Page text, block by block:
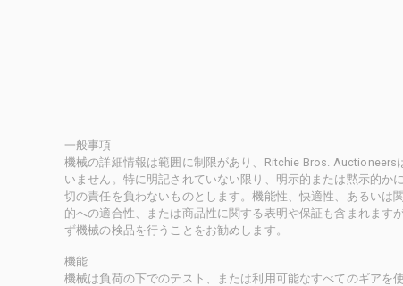
一般事項
機械の詳細情報は範囲に制限があり、Ritchie Bros.
いません。特に明記されていない限り、明示的または黙示的
切の責任を負わないものとします。機能性、快適性、あるいは
的への適合性、または商品性に関する表明や保証も含まれま
ず機械の検品を行うことをお勧めします。
機能
機械は負荷の下でのテスト、または利用可能なすべてのギア